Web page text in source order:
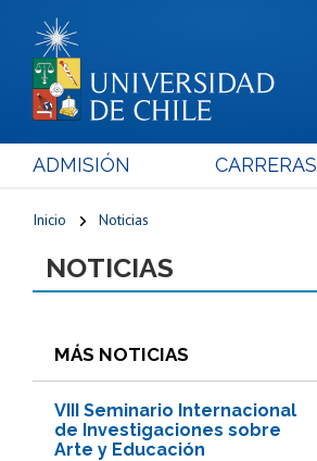
ADMISIÓN CARRERAS
Inicio Noticias
NOTICIAS
MÁS NOTICIAS
VIII Seminario Internacional
de Investigaciones sobre
Arte y Educación